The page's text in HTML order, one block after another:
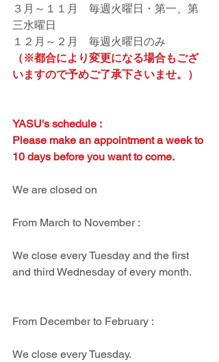
３月～１１月　毎週火曜日・第一、第
三水曜日
１２月～２月　毎週火曜日のみ
（※都合により変更になる場合もござ
いますので予めご了承下さいませ。）
YASU's schedule :
Please make an appointment a week to
10 days before you want to come.
We are closed on
From March to November :
We close every Tuesday and the first
and third Wednesday of every month.
From December to February :
We close every Tuesday.